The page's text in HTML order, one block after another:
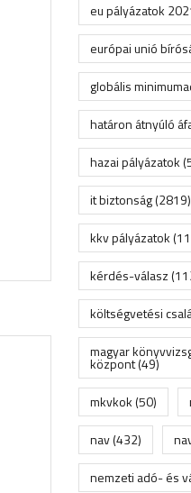
eu pályázatok
európai unió
globális
határon átnyúló
hazai pályázatok
it biztonság(2819)
kkv pályázatok
kérdés-válasz
költségvetési
magyar
központ(49)
mkvkok(50)
nav(432)
nemzeti adó- és